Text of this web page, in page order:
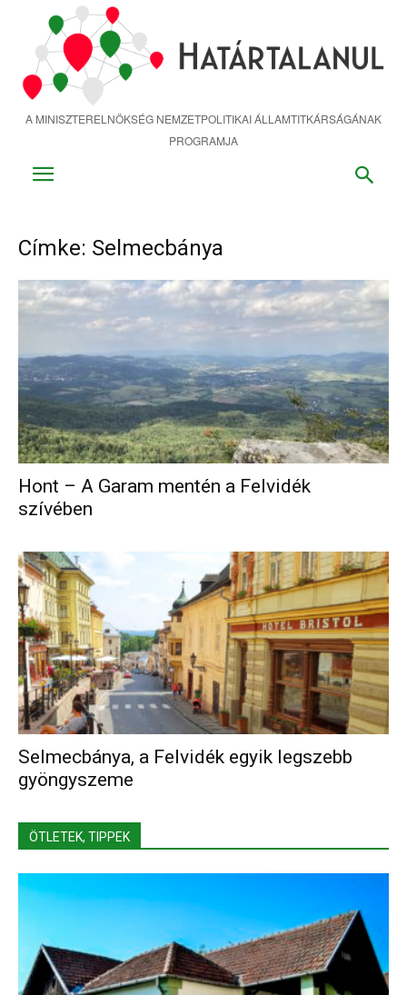
tartalomra
A MINISZTERELNÖKSÉG NEMZETPOLITIKAI ÁLLAMTITKÁRSÁGÁNAK
PROGRAMJA
Címke: Selmecbánya
Hont – A Garam mentén a Felvidék
szívében
Selmecbánya, a Felvidék egyik legszebb
gyöngyszeme
ÖTLETEK, TIPPEK